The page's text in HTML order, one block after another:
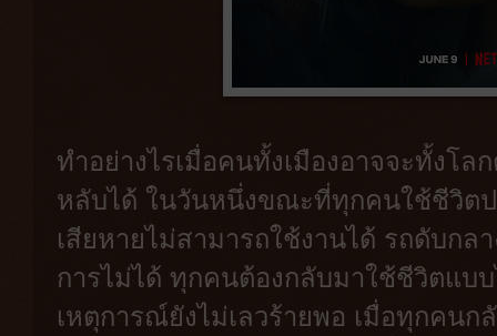
ทำอย่างไรเมื่อคนทั้งเมืองอาจจะทั้งโ
หลับได้ ในวันหนึ่งขณะที่ทุกคนใช้ชีวิต
เสียหายไม่สามารถใช้งานได้ รถดับก
การไม่ได้ ทุกคนต้องกลับมาใช้ชีวิตแบ
เหตุการณ์ยังไม่เลวร้ายพอ เมื่อทุกคน